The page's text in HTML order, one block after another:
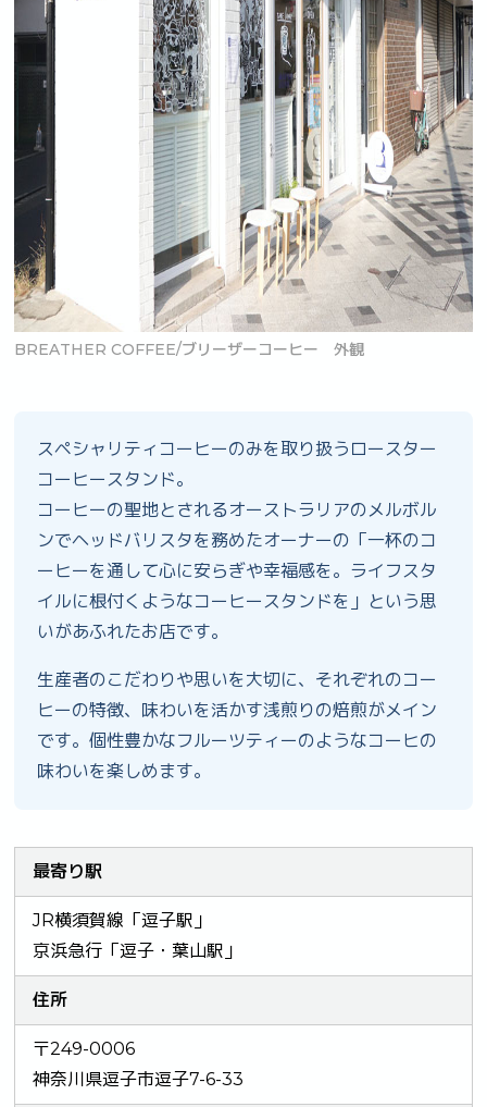
ー 外観 BREATHER COFFEE/ブリーザーコーヒー
スペシャリティコーヒーのみを取り扱うロースター
コーヒースタンド。
コーヒーの聖地とされるオーストラリアのメルボル
ンでヘッドバリスタを務めたオーナーの「一杯のコ
ーヒーを通して心に安らぎや幸福感を。ライフスタ
イルに根付くようなコーヒースタンドを」という思
いがあふれたお店です。
生産者のこだわりや思いを大切に、それぞれのコー
ヒーの特徴、味わいを活かす浅煎りの焙煎がメイン
です。個性豊かなフルーツティーのようなコーヒの
味わいを楽しめます。
最寄り駅
JR横須賀線「逗子駅」
京浜急行「逗子・葉山駅」
住所
〒249-0006
神奈川県逗子市逗子7-6-33